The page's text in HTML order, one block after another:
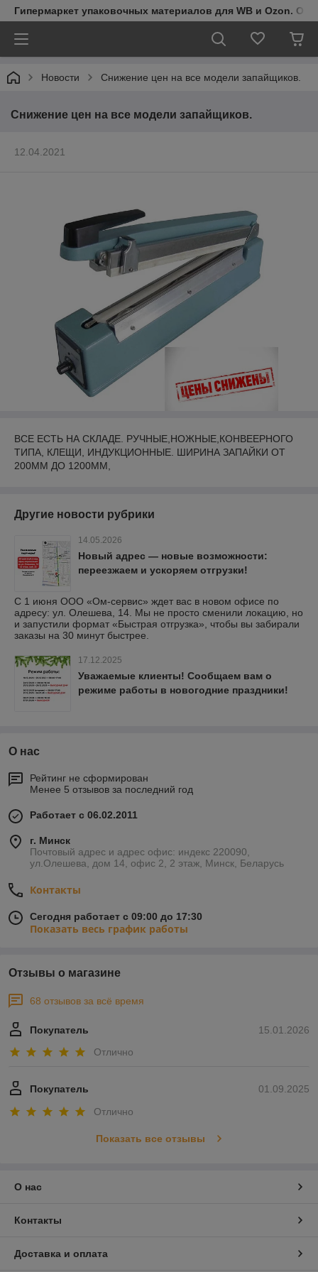
Гипермаркет упаковочных материалов для WB и Ozon.
Новости Снижение цен на все модели запайщиков.
Снижение цен на все модели запайщиков.
12.04.2021
ВСЕ ЕСТЬ НА СКЛАДЕ. РУЧНЫЕ,НОЖНЫЕ,КОНВЕЕРНОГО
ТИПА, КЛЕЩИ, ИНДУКЦИОННЫЕ. ШИРИНА ЗАПАЙКИ ОТ
200ММ ДО 1200ММ,
Другие новости рубрики
14.05.2026
Новый адрес — новые возможности:
переезжаем и ускоряем отгрузки!
С 1 июня ООО «Ом-сервис» ждет вас в новом офисе по
адресу: ул. Олешева, 14. Мы не просто сменили локацию, но
и запустили формат «Быстрая отгрузка», чтобы вы забирали
заказы на 30 минут быстрее.
17.12.2025
Уважаемые клиенты! Сообщаем вам о
режиме работы в новогодние праздники!
О нас
Рейтинг не сформирован
Менее 5 отзывов за последний год
Работает с 06.02.2011
г. Минск
Почтовый адрес и адрес офис: индекс 220090,
ул.Олешева, дом 14, офис 2, 2 этаж, Минск, Беларусь
Контакты
Сегодня работает с 09:00 до 17:30
Показать весь график работы
Отзывы о магазине
68 отзывов за всё время
15.01.2026
Покупатель
Отлично
01.09.2025
Покупатель
Отлично
Показать все отзывы
О нас
Контакты
Доставка и оплата